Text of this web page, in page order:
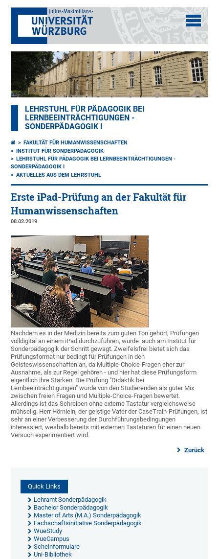
LEHRSTUHL FÜR PÄDAGOGIK BEI
LERNBEEINTRÄCHTIGUNGEN -
SONDERPÄDAGOGIK I
FAKULTÄT FÜR HUMANWISSENSCHAFTEN
INSTITUT FÜR SONDERPÄDAGOGIK
LEHRSTUHL FÜR PÄDAGOGIK BEI LERNBEEINTRÄCHTIGUNGEN -
SONDERPÄDAGOGIK I
AKTUELLES AUS DEM LEHRSTUHL
Erste iPad-Prüfung an der Fakultät für
Humanwissenschaften
08.02.2019
Nachdem es in der Medizin bereits zum guten Ton gehört, Prüfungen
volldigital an einem iPad durchzuführen, wurde auch am Institut für
Sonderpädagogik der Schritt gewagt. Zweifelsfrei bietet sich das
Prüfungsformat nur bedingt für Prüfungen in den
Geisteswissenschaften an, da Multiple-Choice-Fragen eher zur
Ausnahme, als zur Regel gehören - und hier hat diese Prüfungsform
eigentlich ihre Stärken. Die Prüfung "Didaktik bei
Lernbeeinträchtigungen" wurde von den Studierenden als guter Mix
zwischen freien Fragen und Multiple-Choice-Fragen bewertet.
Allerdings ist das Schreiben ohne externe Tastatur vergleichsweise
mühselig. Herr Hörnlein, der geistige Vater der CaseTrain-Prüfungen, ist
sehr an einer Verbesserung der Durchführungsbedingungen
interessiert, weshalb bereits mit externen Tastaturen für einen neuen
Versuch experimentiert wird.
Zurück
Quick Links
Lehramt Sonderpädagogik
Bachelor Sonderpädagogik
Master of Arts (M.A.) Sonderpädagogik
Fachschaftsinitiative Sonderpädagogik
WueStudy
WueCampus
Scheinformulare
Uni-Bibliothek